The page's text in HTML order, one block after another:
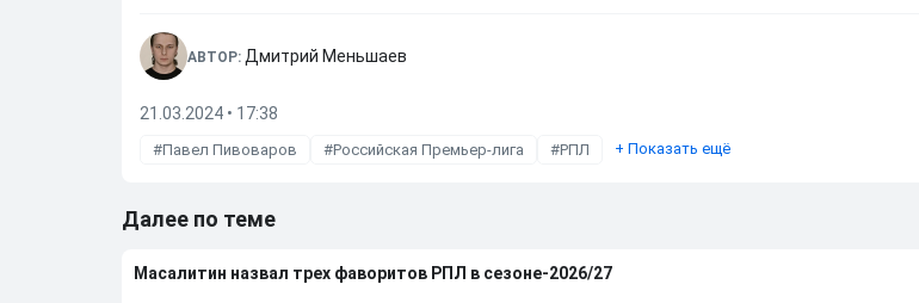
АВТОР: Дмитрий Меньшаев
21.03.2024 • 17:38
Павел Пивоваров Российская Премьер-лига РПЛ + Показать ещё
Далее по теме
Масалитин назвал трех фаворитов РПЛ в сезоне-2026/27